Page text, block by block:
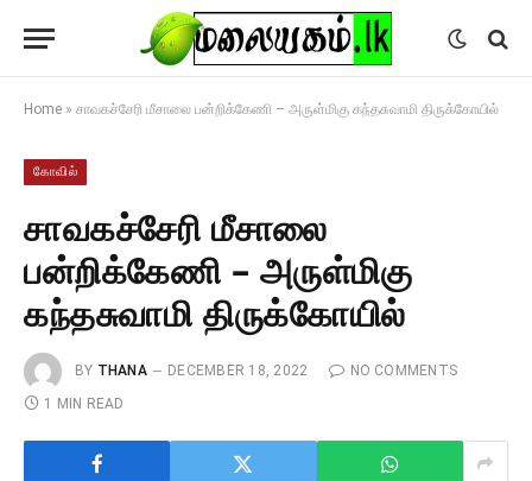
Home » சாவகச்சேரி மீசாலை பன்றிக்கேணி – அருள்மிகு கந்தசுவாமி திருக்கோயில்
கோவில்
சாவகச்சேரி மீசாலை
பன்றிக்கேணி – அருள்மிகு
கந்தசுவாமி திருக்கோயில்
BY THANA DECEMBER 18, 2022
NO COMMENTS
1 MIN READ